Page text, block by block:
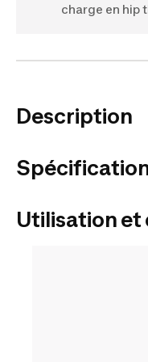
charge en hip
Description
Utilisation